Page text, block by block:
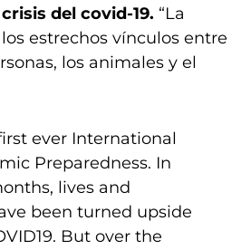
del covid-19. “La
estrechos vínculos entre
los animales y el
ever International
Preparedness. In
lives and
been turned upside
. But over the